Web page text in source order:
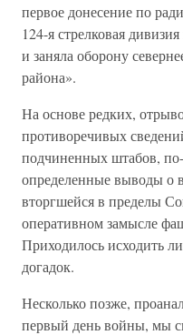
первое донесение по
124-я стрелковая
и заняла оборону
района».
На основе редких,
противоречивых
подчиненных штабов,
определенные выводы о
вторгшейся в пределы
оперативном замысле
Приходилось исходить
догадок.
Несколько позже,
первый день войны, мы